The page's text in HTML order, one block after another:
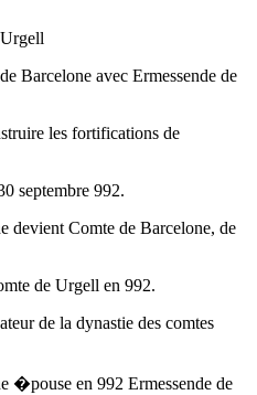
Barcelone avec Ermessende de
les fortifications de
septembre 992.
devient Comte de Barcelone, de
de Urgell en 992.
de la dynastie des comtes
�pouse en 992 Ermessende de